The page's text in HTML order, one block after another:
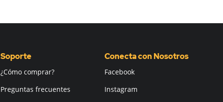
Soporte
¿Cómo comprar?
Preguntas frecuentes
Conecta con Nosotros
Facebook
Instagram